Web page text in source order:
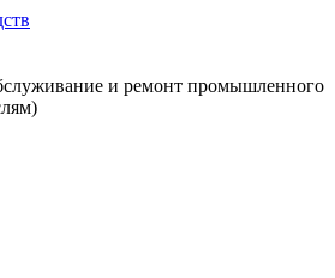
и ремонт промышленного